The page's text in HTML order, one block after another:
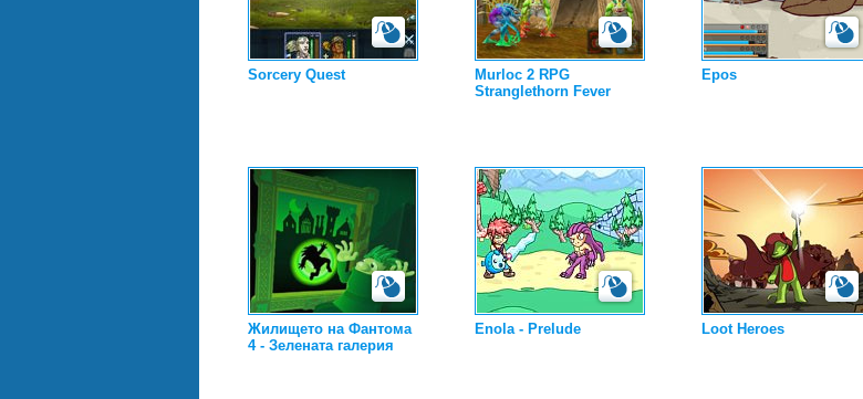
Sorcery Quest
Murloc 2 RPG
Stranglethorn Fever
Epos
Жилището на Фантома
4 - Зелената галерия
Enola - Prelude Loot Heroes